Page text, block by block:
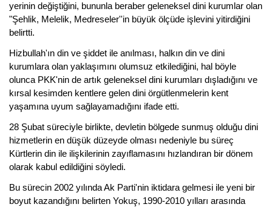
yerinin değiştiğini, bununla beraber geleneksel dini kurumlar olan
"Şehlik, Melelik, Medreseler''in büyük ölçüde işlevini yitirdiğini
belirtti.
Hizbullah'ın din ve şiddet ile anılması, halkın din ve dini
kurumlara olan yaklaşımını olumsuz etkilediğini, hal böyle
olunca PKK'nin de artık geleneksel dini kurumları dışladığını ve
kırsal kesimden kentlere gelen dini örgütlenmelerin kent
yaşamına uyum sağlayamadığını ifade etti.
28 Şubat süreciyle birlikte, devletin bölgede sunmuş olduğu dini
hizmetlerin en düşük düzeyde olması nedeniyle bu süreç
Kürtlerin din ile ilişkilerinin zayıflamasını hızlandıran bir dönem
olarak kabul edildiğini söyledi.
Bu sürecin 2002 yılında Ak Parti'nin iktidara gelmesi ile yeni bir
boyut kazandığını belirten Yokuş, 1990-2010 yılları arasında